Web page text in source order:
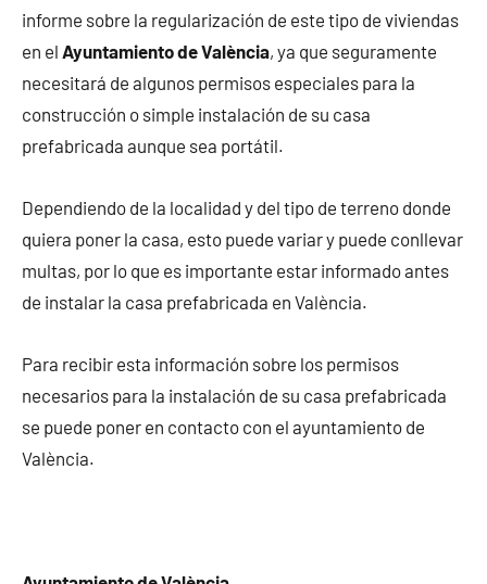
informe sobre la regularización de este tipo de viviendas
en el Ayuntamiento de València, ya que seguramente
necesitará de algunos permisos especiales para la
construcción o simple instalación de su casa
prefabricada aunque sea portátil.
Dependiendo de la localidad y del tipo de terreno donde
quiera poner la casa, esto puede variar y puede conllevar
multas, por lo que es importante estar informado antes
de instalar la casa prefabricada en València.
Para recibir esta información sobre los permisos
necesarios para la instalación de su casa prefabricada
se puede poner en contacto con el ayuntamiento de
València.